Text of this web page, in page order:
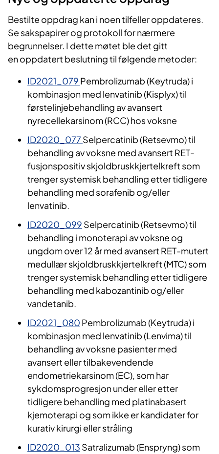
Bestilte oppdrag kan i noen tilfeller oppdateres.
Se sakspapirer og protokoll for nærmere
begrunnelser. I dette møtet ble det gitt
en oppdatert beslutning til følgende metoder:
ID2021_079 Pembrolizumab (Keytruda) i
kombinasjon med lenvatinib (Kisplyx) til
førstelinjebehandling av avansert
nyrecellekarsinom (RCC) hos voksne
ID2020_077 Selpercatinib (Retsevmo) til
behandling av voksne med avansert RET-
fusjonspositiv skjoldbruskkjertelkreft som
trenger systemisk behandling etter tidligere
behandling med sorafenib og/eller
lenvatinib.
ID2020_099 Selpercatinib (Retsevmo) til
behandling i monoterapi av voksne og
ungdom over 12 år med avansert RET-mutert
medullær skjoldbruskkjertelkreft (MTC) som
trenger systemisk behandling etter tidligere
behandling med kabozantinib og/eller
vandetanib.
ID2021_080 Pembrolizumab (Keytruda) i
kombinasjon med lenvatinib (Lenvima) til
behandling av voksne pasienter med
avansert eller tilbakevendende
endometriekarsinom (EC), som har
sykdomsprogresjon under eller etter
tidligere behandling med platinabasert
kjemoterapi og som ikke er kandidater for
kurativ kirurgi eller stråling
ID2020_013 Satralizumab (Enspryng) som